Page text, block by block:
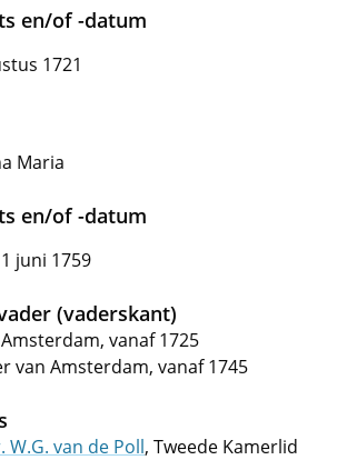
en/of -datum
1721
Maria
en/of -datum
juni 1759
(vaderskant)
vanaf 1725
van Amsterdam, vanaf 1745
W.G. van de Poll, Tweede Kamerlid